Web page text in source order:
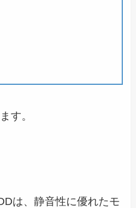
す。
は、静音性に優れたモ